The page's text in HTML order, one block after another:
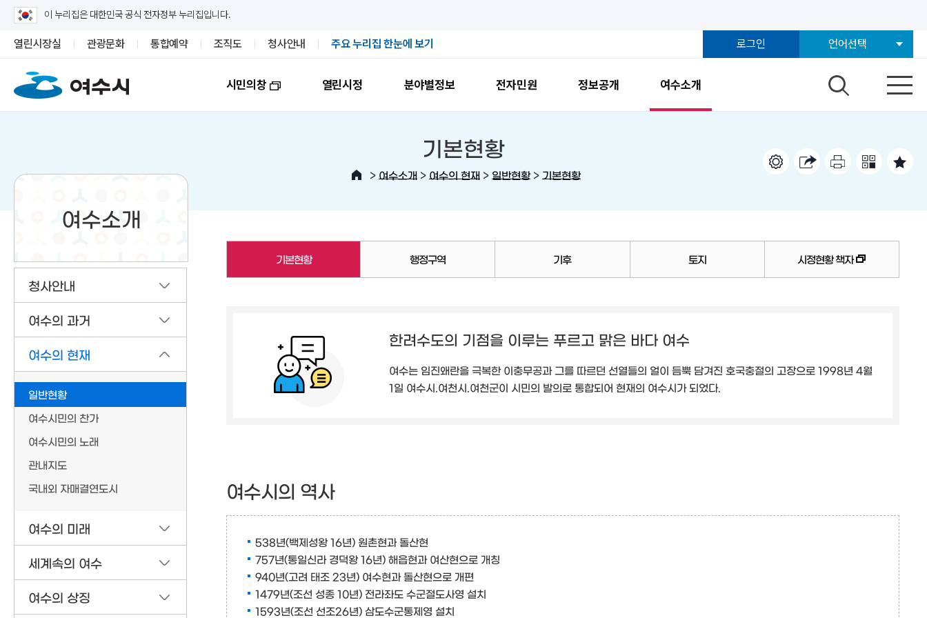
이 누리집은 대한민국 공식 전자정부 누리집입니다.
열린시장실 관광문화 통합예약 조직도 청사안내 주요 누리집 한눈에 보기 로그인 언어선택
시민의창 열린시정 분야별정보 전자민원 정보공개 여수소개
여수소개
청사안내
여수의 과거
여수의 현재
일반현황
여수시민의 찬가
여수시민의 노래
관내지도
국내외 자매결연도시
여수의 미래
세계속의 여수
여수의 상징
기본현황
> 여수소개 > 여수의 현재 > 일반현황> 기본현황
기본현황 행정구역 기후 토지 시정현황 책자
한려수도의 기점을 이루는 푸르고 맑은 바다 여수
여수는 임진왜란을 극복한 이충무공과 그를 따르던 선열들의 얼이 듬뿍 담겨진 호국충절의 고장으로 1998년 4월
1일 여수시.여천시.여천군이 시민의 발의로 통합되어 현재의 여수시가 되었다.
여수시의 역사
538년(백제성왕 16년) 원촌현과 돌산현
757년(통일신라 경덕왕 16년) 해읍현과 여산현으로 개칭
940년(고려 태조 23년) 여수현과 돌산현으로 개편
1479년(조선 성종 10년) 전라좌도 수군절도사영 설치
1593년(조선 선조26년) 삼도수군통제영 설치